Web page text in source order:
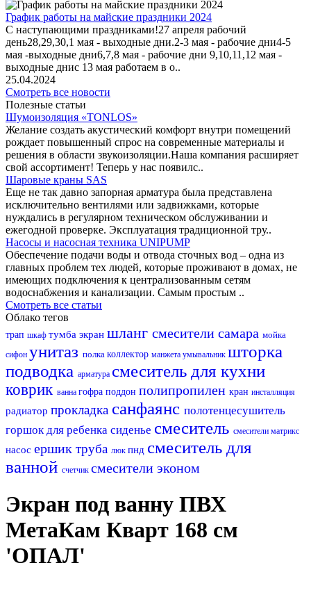
График работы на майские праздники 2024
С наступающими праздниками!27 апреля рабочий
день28,29,30,1 мая - выходные дни.2-3 мая - рабочие дни4-5
мая -выходные дни6,7,8 мая - рабочие дни 9,10,11,12 мая -
выходные днис 13 мая работаем в о..
25.04.2024
Смотреть все новости
Полезные статьи
Шумоизоляция «TONLOS»
Желание создать акустический комфорт внутри помещений
рождает повышенный спрос на современные материалы и
решения в области звукоизоляции.Наша компания расширяет
свой ассортимент! Теперь у нас появилс..
Шаровые краны SAS
Еще не так давно запорная арматура была представлена
исключительно вентилями или задвижками, которые
нуждались в регулярном техническом обслуживании и
ежегодной проверке. Эксплуатация традиционной тру..
Насосы и насосная техника UNIPUMP
Обеспечение подачи воды и отвода сточных вод – одна из
главных проблем тех людей, которые проживают в домах, не
имеющих подключения к централизованным сетям
водоснабжения и канализации. Самым простым ..
Смотреть все статьи
Облако тегов
трап шкаф тумба экран шланг смесители самара мойка
сифон унитаз полка коллектор манжета умывальник шторка
подводка арматура смеситель для кухни
коврик ванна гофра поддон полипропилен кран инсталляция
радиатор прокладка санфаянс полотенцесушитель
горшок для ребенка сиденье смеситель смесители матрикс
насос ершик труба люк пнд смеситель для
ванной счетчик смесители эконом
Экран под ванну ПВХ
МетаКам Кварт 168 см
'ОПАЛ'